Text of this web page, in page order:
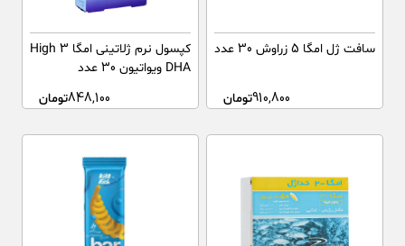
سافت ژل امگا 5 زراوش 30 عدد
910,800تومان
کپسول نرم ژلاتینی امگا 3 High
DHA ویواتیون 30 عدد
848,100تومان